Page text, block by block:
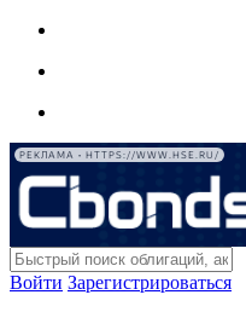
РЕКЛАМА • HTTPS://WWW.HSE.RU/
Войти Зарегистрироваться